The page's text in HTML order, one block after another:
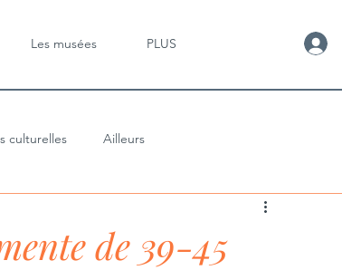
Les musées PLUS
culturelles Ailleurs
de 39-45